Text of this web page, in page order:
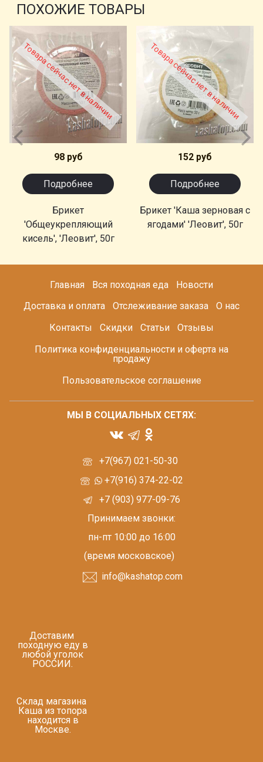
ПОХОЖИЕ ТОВАРЫ
Товара сейчас нет в наличии
98 руб
Подробнее
Брикет
'Общеукрепляющий
кисель', 'Леовит', 50г
Товара сейчас нет в наличии
152 руб
Подробнее
Брикет 'Каша зерновая с
ягодами' 'Леовит', 50г
Главная Вся походная еда
Новости
Доставка и оплата
Отслеживание заказа
О нас
Контакты
Скидки Статьи
Отзывы
Политика конфиденциальности и оферта на
продажу
Пользовательское соглашение
+7(967) 021-50-30
+7(916) 374-22-02
+7 (903) 977-09-76
Принимаем звонки:
пн-пт 10:00 до 16:00
(время московское)
info@kashatop.com
Доставим
походную еду в
любой уголок
РОССИИ.
Склад магазина
Каша из топора
находится в
Москве.
МЫ В СОЦИАЛЬНЫХ СЕТЯХ: